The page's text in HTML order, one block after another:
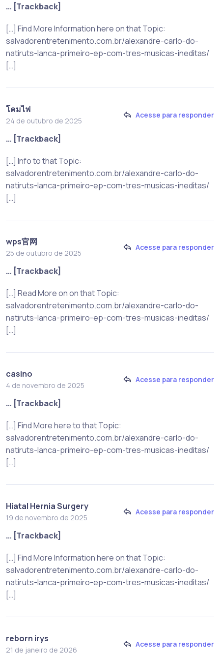
… [Trackback]
[…] Find More Information here on that Topic:
salvadorentretenimento.com.br/alexandre-carlo-do-
natiruts-lanca-primeiro-ep-com-tres-musicas-ineditas/
[…]
โคมไฟ
24 de outubro de 2025
Acesse para responder
… [Trackback]
[…] Info to that Topic:
salvadorentretenimento.com.br/alexandre-carlo-do-
natiruts-lanca-primeiro-ep-com-tres-musicas-ineditas/
[…]
wps官网
25 de outubro de 2025
Acesse para responder
… [Trackback]
[…] Read More on on that Topic:
salvadorentretenimento.com.br/alexandre-carlo-do-
natiruts-lanca-primeiro-ep-com-tres-musicas-ineditas/
[…]
casino
4 de novembro de 2025
Acesse para responder
… [Trackback]
[…] Find More here to that Topic:
salvadorentretenimento.com.br/alexandre-carlo-do-
natiruts-lanca-primeiro-ep-com-tres-musicas-ineditas/
[…]
Hiatal Hernia Surgery
19 de novembro de 2025
Acesse para responder
… [Trackback]
[…] Find More Information here on that Topic:
salvadorentretenimento.com.br/alexandre-carlo-do-
natiruts-lanca-primeiro-ep-com-tres-musicas-ineditas/
[…]
reborn irys
21 de janeiro de 2026
Acesse para responder